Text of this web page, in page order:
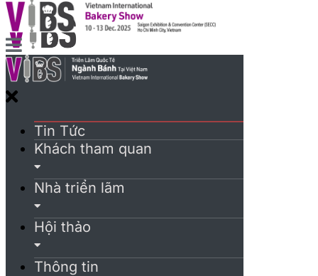
Tin Tức
Khách tham quan
Nhà triển lãm
Hội thảo
Thông tin